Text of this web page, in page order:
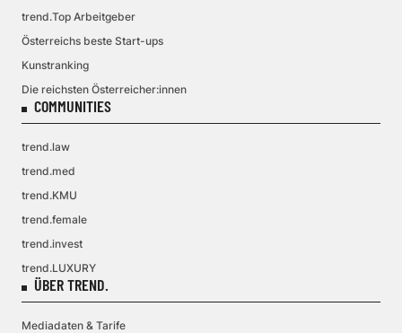
trend.Top Arbeitgeber
Österreichs beste Start-ups
Kunstranking
Die reichsten Österreicher:innen
COMMUNITIES
trend.law
trend.med
trend.KMU
trend.female
trend.invest
trend.LUXURY
ÜBER TREND.
Mediadaten & Tarife